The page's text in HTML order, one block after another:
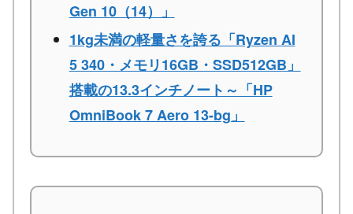
Gen 10（14）」
1kg未満の軽量さを誇る「Ryzen AI
5 340・メモリ16GB・SSD512GB」
搭載の13.3インチノート～「HP
OmniBook 7 Aero 13-bg」